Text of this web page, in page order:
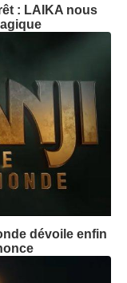
: LAIKA nous
dévoile enfin